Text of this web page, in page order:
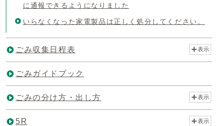
に通報できるようになりました
いらなくなった家電製品は正しく処分してください。
ごみ収集日程表 表示
ごみガイドブック
ごみの分け方・出し方 表示
5R 表示